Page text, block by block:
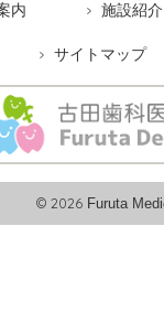
内 施設紹介
サイトマップ
© 2026 Furuta